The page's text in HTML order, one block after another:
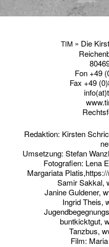
TIM» Die
Fon +49
Fax +49
Redak­ti­on: Kirs­ten
Umset­zung: Ste­fan
Foto­gra­fien: Lena
Mar­ga­ria­ta
Samir Sak­kal,
Jani­ne Gul­de­ner,
Ingrid Theis,
bunt­kickt­gut,
Tanz­bus,
Film: